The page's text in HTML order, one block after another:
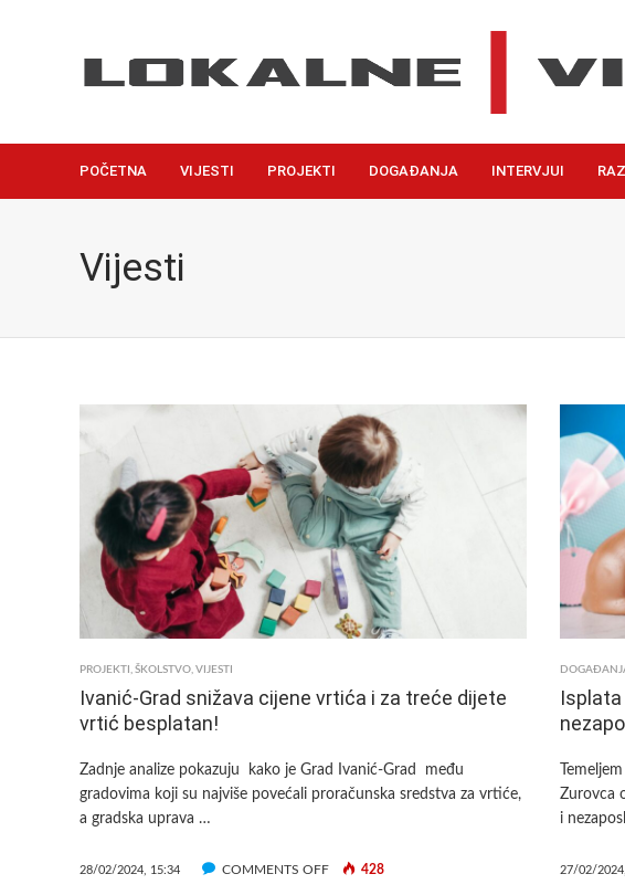
POČETNA VIJESTI PROJEKTI DOGAĐANJA INTERVJUI
Vijesti
PROJEKTI , ŠKOLSTVO, VIJESTI
Ivanić-Grad snižava cijene vrtića i za treće dijete
vrtić besplatan!
Zadnje analize pokazuju kako je Grad Ivanić-Grad među
gradovima koji su najviše povećali proračunska sredstva za vrtiće,
a gradska uprava …
28/02/2024, 15:34 COMMENTS OFFON
428
Isplata
Zurovca
i
27/02/